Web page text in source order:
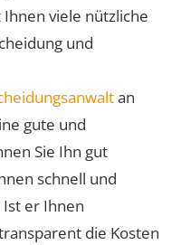
viele nützliche
und
an
gute und
Sie Ihn gut
schnell und
er Ihnen
die Kosten